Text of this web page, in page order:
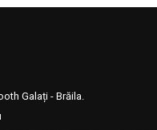
Galați - Brăila.